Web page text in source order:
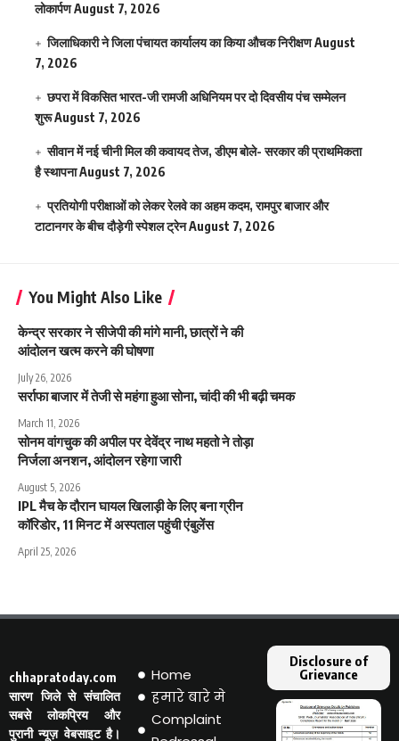
लोकार्पणAugust 7, 2026
जिलाधिकारी ने जिला पंचायत कार्यालय का किया औचक निरीक्षणAugust
7, 2026
छपरा में विकसित भारत-जी रामजी अधिनियम पर दो दिवसीय पंच सम्मेलन
शुरूAugust 7, 2026
सीवान में नई चीनी मिल की कवायद तेज, डीएम बोले- सरकार की प्राथमिकता
है स्थापनाAugust 7, 2026
प्रतियोगी परीक्षाओं को लेकर रेलवे का अहम कदम, रामपुर बाजार और
टाटानगर के बीच दौड़ेगी स्पेशल ट्रेनAugust 7, 2026
You Might Also Like
केन्द्र सरकार ने सीजेपी की मांगे मानी, छात्रों ने की
आंदोलन खत्म करने की घोषणा
July 26, 2026
सर्राफा बाजार में तेजी से महंगा हुआ सोना, चांदी की भी बढ़ी चमक
March 11, 2026
सोनम वांगचुक की अपील पर देवेंद्र नाथ महतो ने तोड़ा
निर्जला अनशन, आंदोलन रहेगा जारी
August 5, 2026
IPL मैच के दौरान घायल खिलाड़ी के लिए बना ग्रीन
कॉरिडोर, 11 मिनट में अस्पताल पहुंची एंबुलेंस
April 25, 2026
chhapratoday.com
सारण जिले से संचालित
सबसे लोकप्रिय और
पुरानी न्यूज़ वेबसाइट है।
Home
हमारे बारे मे
Complaint
Disclosure of
Grievance